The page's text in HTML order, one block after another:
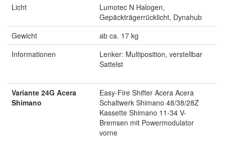
Licht
Lumotec N Halogen,
Gepäckträgerrücklicht, Dynahub
Gewicht
ab ca. 17 kg
Informationen
Lenker: Multiposition, verstellbar
Sattelst
Variante 24G Acera
Shimano
Easy-Fire Shifter Acera Acera
Schaltwerk Shimano 48/38/28Z
Kassette Shimano 11-34 V-
Bremsen mit Powermodulator
vorne